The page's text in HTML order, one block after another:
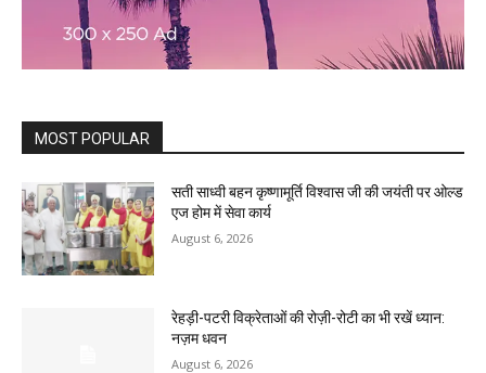
MOST POPULAR
सती साध्वी बहन कृष्णामूर्ति विश्वास जी की जयंती पर ओल्ड
एज होम में सेवा कार्य
August 6, 2026
रेहड़ी-पटरी विक्रेताओं की रोज़ी-रोटी का भी रखें ध्यान:
नज़म धवन
August 6, 2026